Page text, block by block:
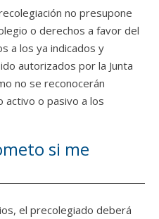
no presupone
o derechos a favor del
a los ya indicados y
autorizados por la Junta
no se reconocerán
activo o pasivo a los
si me
el precolegiado deberá